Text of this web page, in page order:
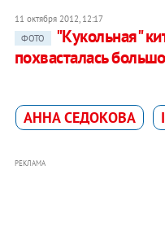
11 октября 2012, 12:17
ФОТО
"Кукольная"
похвасталась
АННА СЕДОКОВА
РЕКЛАМА